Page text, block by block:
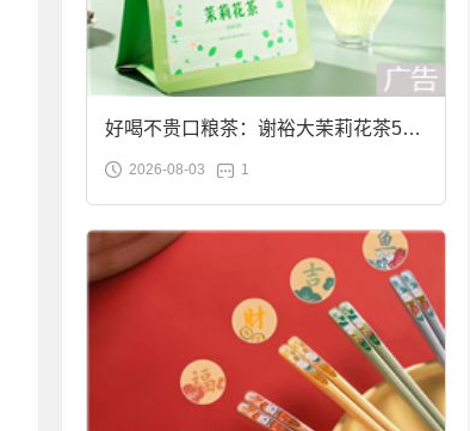
好喝不贵口粮茶：谢裕大茉莉花茶50g
袋装9.9元到手
2026-08-03 1